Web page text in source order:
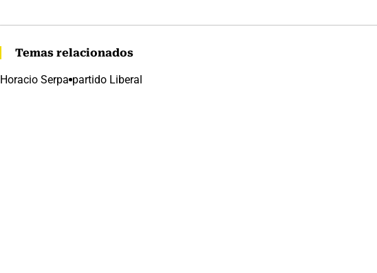
Temas relacionados
Horacio Serpa partido Liberal